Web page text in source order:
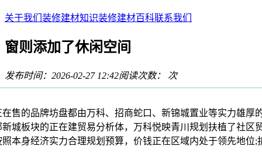
关于我们 装修建材知识装修建材百科联系我们
窗则添加了休闲空间
发布时间：2026-02-27 12:42阅读次数： 次
的品牌坊盘都由万科、招商蛇口、新锦城置业等实力雄厚
城板块的正在建贸易分析体，万科悦映青川规划扶植了社区
本身经济实力合理规划预算，价钱正在区域内处于领先地位;